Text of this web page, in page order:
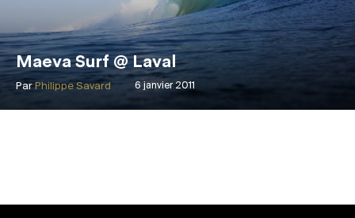
Maeva Surf @ Laval
6 janvier 2011
Par Philippe Savard